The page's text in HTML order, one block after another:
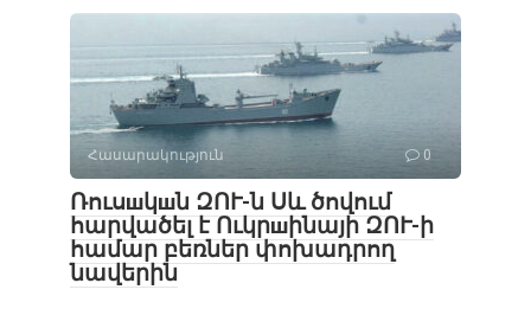
Հասարակություն 0
Ռուսшկшն ԶՈՒ-ն Սև ծովում
հարվածել է Ուկրшինայի ԶՈՒ-ի
համար բեռներ փոխադրող
նավերին